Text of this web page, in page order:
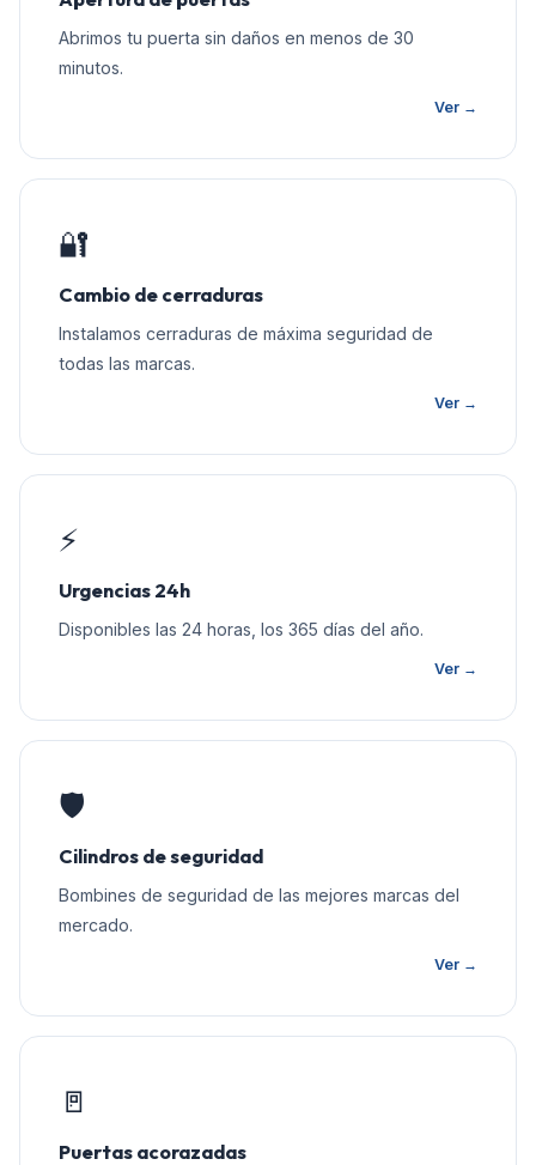
Abrimos tu puerta sin daños en menos de 30
minutos.
Ver →
🔐
Cambio de cerraduras
Instalamos cerraduras de máxima seguridad de
todas las marcas.
Ver →
⚡
Urgencias 24h
Disponibles las 24 horas, los 365 días del año.
Ver →
🛡️
Cilindros de seguridad
Bombines de seguridad de las mejores marcas del
mercado.
Ver →
🚪
Puertas acorazadas